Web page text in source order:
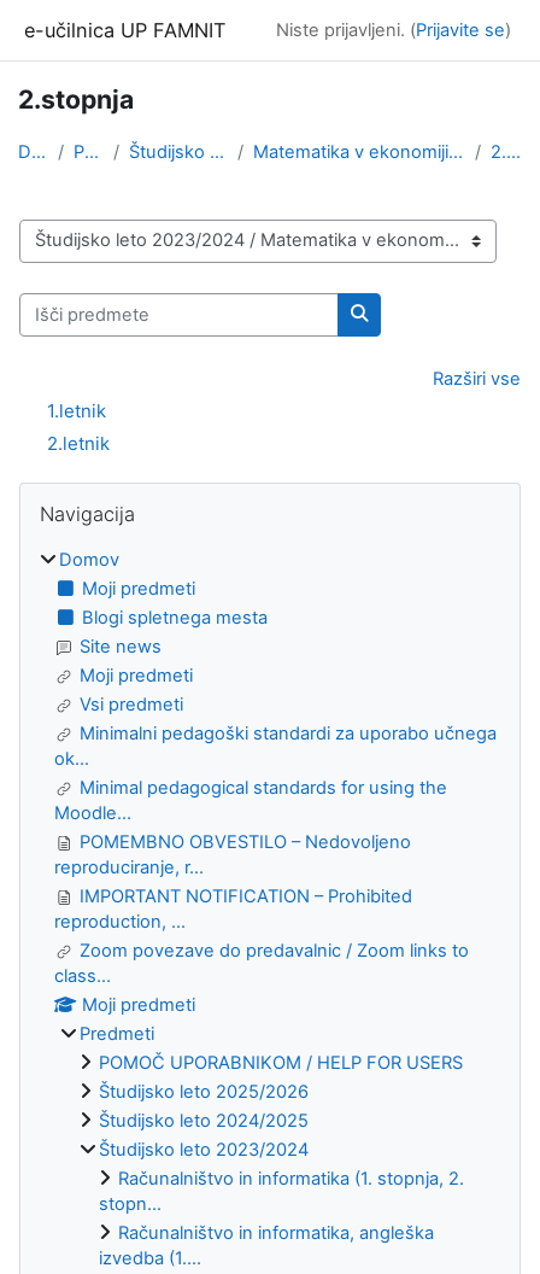
e-učilnica UP FAMNIT Niste prijavljeni. (Prijavite se)
2.stopnja
Domov Predmeti Študijsko leto 2023/2024 Matematika v ekonomiji in financah / Matematika s ... 2.stopnja
Kategorije predmetov
Išči predmete
Išči predmete
Razširi vse
1.letnik
2.letnik
Bloki
Navigacija
Domov
Moji predmeti
Blogi spletnega mesta
Site news
Moji predmeti
Vsi predmeti
Minimalni pedagoški standardi za uporabo učnega
ok...
Minimal pedagogical standards for using the
Moodle...
POMEMBNO OBVESTILO – Nedovoljeno
reproduciranje, r...
IMPORTANT NOTIFICATION – Prohibited
reproduction, ...
Zoom povezave do predavalnic / Zoom links to
class...
Moji predmeti
Predmeti
POMOČ UPORABNIKOM / HELP FOR USERS
Študijsko leto 2025/2026
Študijsko leto 2024/2025
Študijsko leto 2023/2024
Računalništvo in informatika (1. stopnja, 2.
stopn...
Računalništvo in informatika, angleška
izvedba (1....